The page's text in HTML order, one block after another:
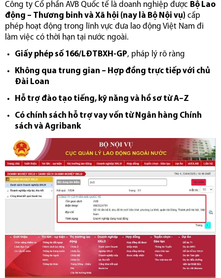
Công ty Cổ phần AVB Quốc tế là doanh nghiệp được Bộ Lao
động – Thương binh và Xã hội (nay là Bộ Nội vụ) cấp
phép hoạt động trong lĩnh vực đưa lao động Việt Nam đi
làm việc có thời hạn tại nước ngoài.
Giấy phép số 166/LĐTBXH-GP, pháp lý rõ ràng
Không qua trung gian – Hợp đồng trực tiếp với chủ
Đài Loan
Hỗ trợ đào tạo tiếng, kỹ năng và hồ sơ từ A–Z
Có chính sách hỗ trợ vay vốn từ Ngân hàng Chính
sách và Agribank